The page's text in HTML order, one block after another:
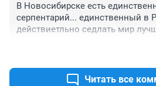
В Новосибирске есть
серпентарий... единственный в
действиетльно седлать мир
Читать все